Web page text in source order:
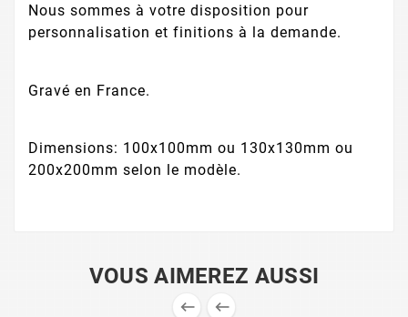
Nous sommes à votre disposition pour
personnalisation et finitions à la demande.
Gravé en France.
Dimensions: 100x100mm ou 130x130mm ou
200x200mm selon le modèle.
VOUS AIMEREZ AUSSI
 